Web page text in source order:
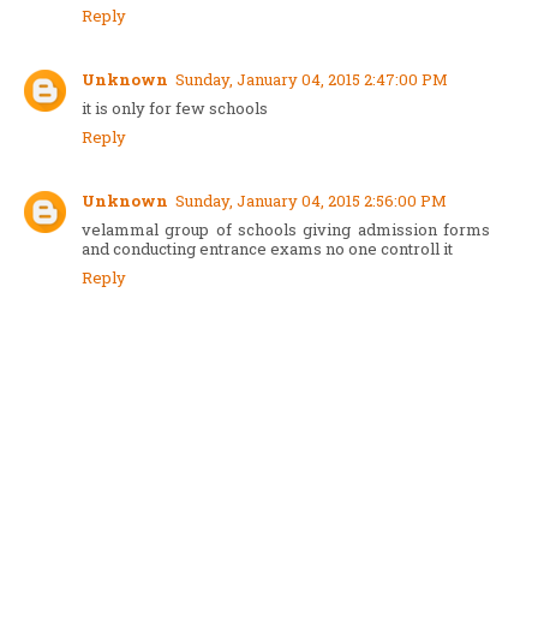
Reply
Unknown Sunday, January 04, 2015 2:47:00 PM
it is only for few schools
Reply
Unknown Sunday, January 04, 2015 2:56:00 PM
velammal group of schools giving admission forms
and conducting entrance exams no one controll it
Reply